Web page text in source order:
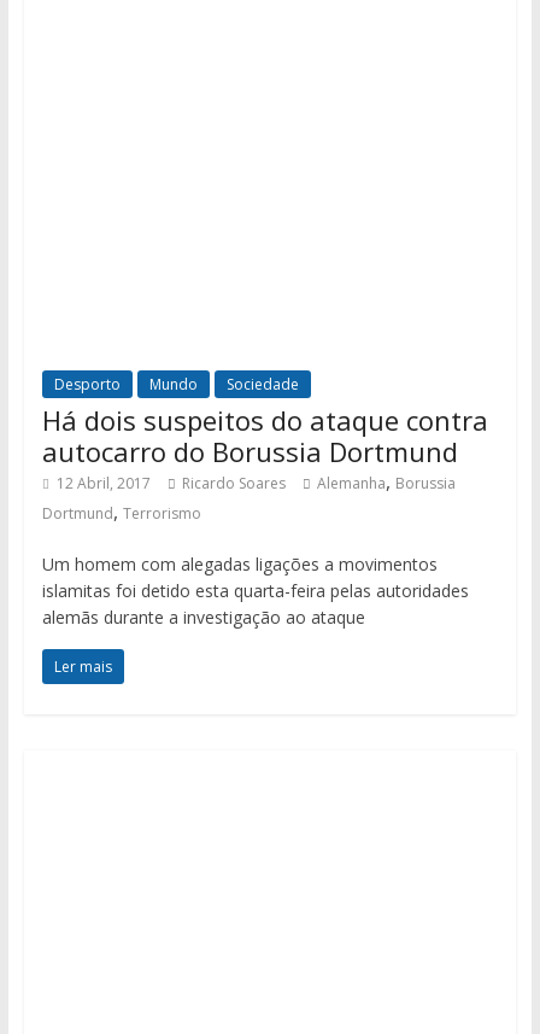
Desporto Mundo Sociedade
Há dois suspeitos do ataque contra
autocarro do Borussia Dortmund
12 Abril, 2017 Ricardo Soares Alemanha, Borussia
Dortmund, Terrorismo
Um homem com alegadas ligações a movimentos
islamitas foi detido esta quarta-feira pelas autoridades
alemãs durante a investigação ao ataque
Ler mais